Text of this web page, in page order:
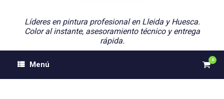
Líderes en pintura profesional en Lleida y Huesca.
Color al instante, asesoramiento técnico y entrega
rápida.
Menú
Ver
0